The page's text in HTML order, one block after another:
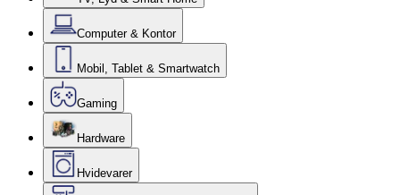
Computer & Kontor
Mobil, Tablet & Smartwatch
Gaming
Hardware
Hvidevarer